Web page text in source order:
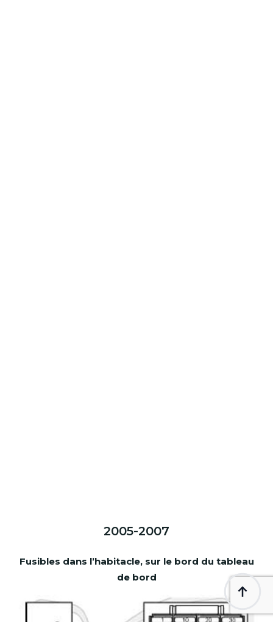
2005-2007
Fusibles dans l’habitacle, sur le bord du tableau
de bord